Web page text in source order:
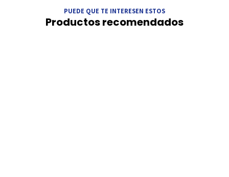
PUEDE QUE TE INTERESEN ESTOS
Productos recomendados